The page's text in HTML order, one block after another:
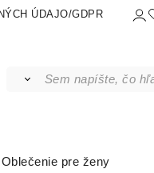
ÚDAJO/GDPR
Oblečenie pre ženy